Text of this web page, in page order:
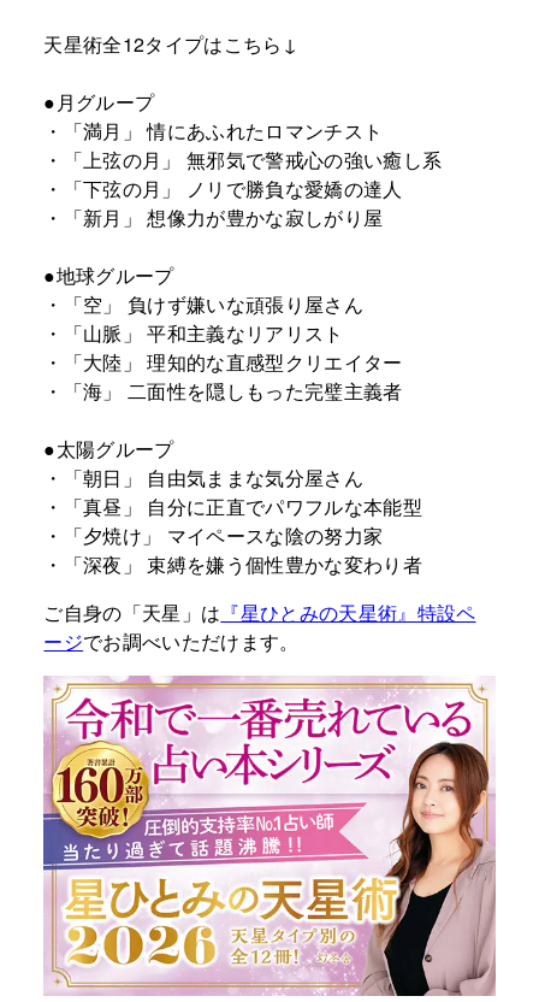
天星術全12タイプはこちら↓ ​
●月グループ ​
・「満月」 情にあふれたロマンチスト ​
・「上弦の月」 無邪気で警戒心の強い癒し系 ​
・「下弦の月」 ノリで勝負な愛嬌の達人 ​
・「新月」 想像力が豊かな寂しがり屋 ​
●地球グループ ​
・「空」 負けず嫌いな頑張り屋さん ​
・「山脈」 平和主義なリアリスト ​
・「大陸」 理知的な直感型クリエイター ​
・「海」 二面性を隠しもった完璧主義者 ​
●太陽グループ ​
・「朝日」 自由気ままな気分屋さん ​
・「真昼」 自分に正直でパワフルな本能型 ​
・「夕焼け」 マイペースな陰の努力家 ​
・「深夜」 束縛を嫌う個性豊かな変わり者 ​
ご自身の「天星」は 『星ひとみの天星術』特設ペ
ージでお調べいただけます。